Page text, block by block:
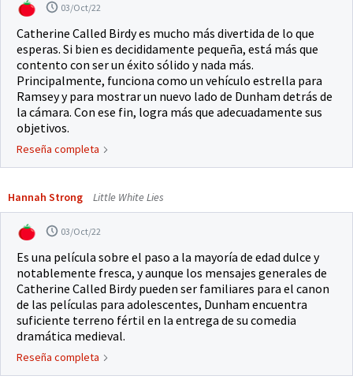
03/Oct/22
Catherine Called Birdy es mucho más divertida de lo que
esperas. Si bien es decididamente pequeña, está más que
contento con ser un éxito sólido y nada más.
Principalmente, funciona como un vehículo estrella para
Ramsey y para mostrar un nuevo lado de Dunham detrás de
la cámara. Con ese fin, logra más que adecuadamente sus
objetivos.
Reseña completa
Hannah Strong Little White Lies
03/Oct/22
Es una película sobre el paso a la mayoría de edad dulce y
notablemente fresca, y aunque los mensajes generales de
Catherine Called Birdy pueden ser familiares para el canon
de las películas para adolescentes, Dunham encuentra
suficiente terreno fértil en la entrega de su comedia
dramática medieval.
Reseña completa